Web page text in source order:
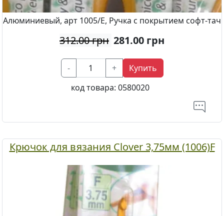
Алюминиевый, арт 1005/Е, Ручка с покрытием софт-тач
312.00 грн 281.00 грн
- +
Купить
код товара: 0580020
Крючок для вязания Clover 3,75мм (1006)F